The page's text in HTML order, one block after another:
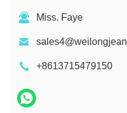
Miss. Faye
+8613715479150